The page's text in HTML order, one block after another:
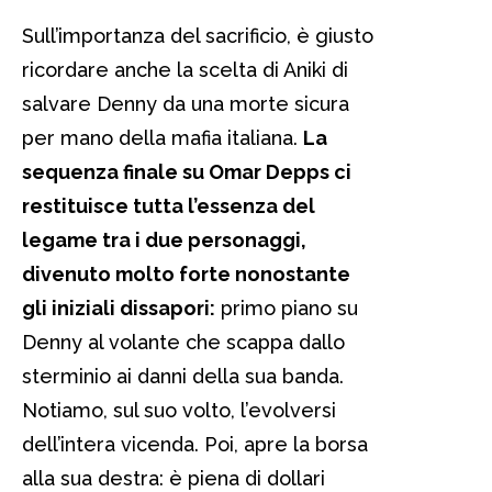
Sull’importanza del sacrificio, è giusto
ricordare anche la scelta di Aniki di
salvare Denny da una morte sicura
per mano della mafia italiana. La
sequenza finale su Omar Depps ci
restituisce tutta l’essenza del
legame tra i due personaggi,
divenuto molto forte nonostante
gli iniziali dissapori: primo piano su
Denny al volante che scappa dallo
sterminio ai danni della sua banda.
Notiamo, sul suo volto, l’evolversi
dell’intera vicenda. Poi, apre la borsa
alla sua destra: è piena di dollari